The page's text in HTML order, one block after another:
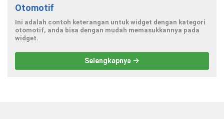
Otomotif
Ini adalah contoh keterangan untuk widget dengan kategori
otomotif, anda bisa dengan mudah memasukkannya pada
widget.
Selengkapnya